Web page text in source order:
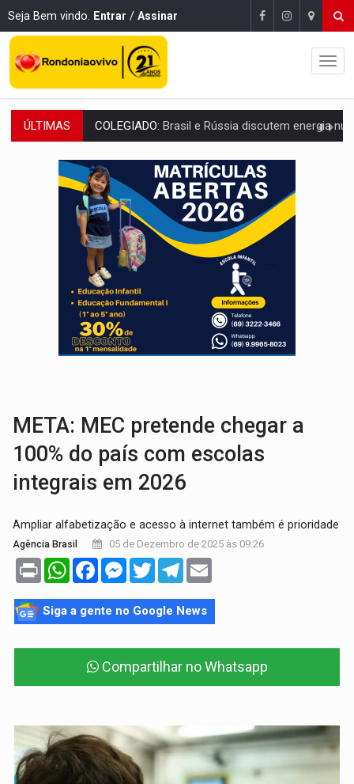
Seja Bem vindo. Entrar / Assinar
ÚLTIMAS URGENTE:Colisão entre caminhão e carro deixa quatro mortos e um em
ENCONTRO:Amazônia Negra ganha projeção nacional com participação de
PREVISÃO: Porto Velho tem chances de chuvas isoladas nesta
SINDICATOS UNIDOS:Assembleia Geral delibera greve da educação
PROCESSO SELETIVO: Rondoniaovivo abre oficina de Comunicação com
AGOSTO LILÁS: MPRO lança de portal e promove reflexão sobre trajetória da
REGULARIZAÇÃO: Refis 2026 segue até o fim do ano para
ROLIM DE MOURA: Programa da Energisa beneficia 60 famílias com geladeiras
META: MEC pretende chegar a
100% do país com escolas
integrais em 2026
Ampliar alfabetização e acesso à internet também é prioridade
Agência Brasil 05 de Dezembro de 2025 às 09:26
Print WhatsAppFacebookMessenger
TwitterTelegram
Siga a gente no Google News
Compartilhar no Whatsapp